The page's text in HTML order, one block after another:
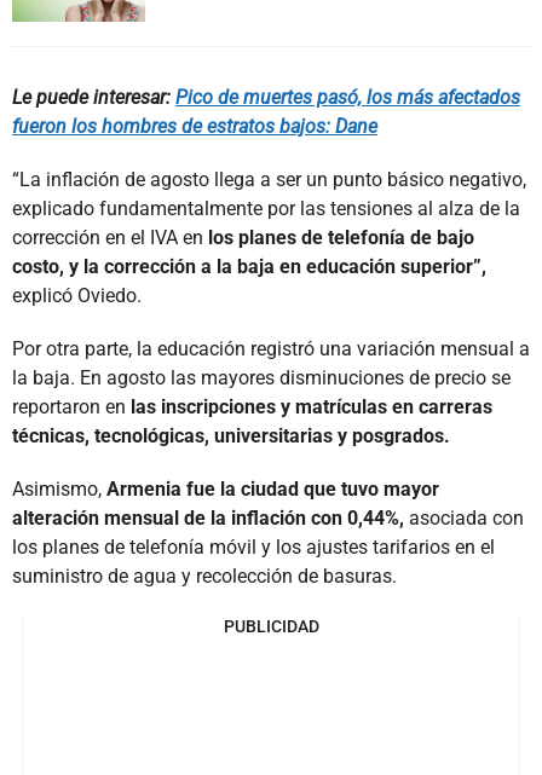
Le puede interesar: Pico de muertes pasó, los más afectados
fueron los hombres de estratos bajos: Dane
“La inflación de agosto llega a ser un punto básico negativo,
explicado fundamentalmente por las tensiones al alza de la
corrección en el IVA en los planes de telefonía de bajo
costo, y la corrección a la baja en educación superior”,
explicó Oviedo.
Por otra parte, la educación registró una variación mensual a
la baja. En agosto las mayores disminuciones de precio se
reportaron en las inscripciones y matrículas en carreras
técnicas, tecnológicas, universitarias y posgrados.
Asimismo, Armenia fue la ciudad que tuvo mayor
alteración mensual de la inflación con 0,44%, asociada con
los planes de telefonía móvil y los ajustes tarifarios en el
suministro de agua y recolección de basuras.
PUBLICIDAD